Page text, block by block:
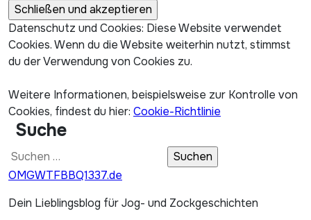
Datenschutz und Cookies: Diese Website verwendet
Cookies. Wenn du die Website weiterhin nutzt, stimmst
du der Verwendung von Cookies zu.
Weitere Informationen, beispielsweise zur Kontrolle von
Cookies, findest du hier: Cookie-Richtlinie
Suche
Suchen
nach:
OMGWTFBBQ1337.de
Dein Lieblingsblog für Jog- und Zockgeschichten